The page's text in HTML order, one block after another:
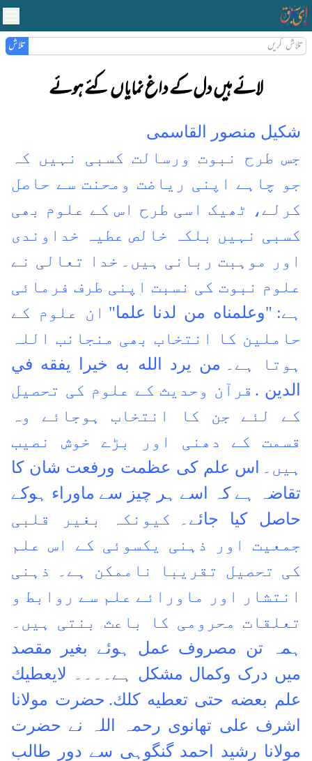
تلاش
لائے ہیں دل کے داغ نمایاں کئے ہوئے
شکیل منصور القاسمی
جس طرح نبوت ورسالت کسبی نہیں کہ
جو چاہے اپنی ریاضت ومحنت سے حاصل
کرلے، ٹھیک اسی طرح اس کے علوم بھی
کسبی نہیں بلکہ خالص عطیہ خداوندی
اور موہبت ربانی ہیں۔ خدا تعالی نے
علوم نبوت کی نسبت اپنی طرف فرمائی
ہے: "وعلمناه من لدنا علما" ان علوم کے
حاملین کا انتخاب بھی منجانب اللہ
ہوتا ہے۔
من يرد الله به خيرا يفقه في
الدين . قرآن وحدیث کے علوم کی تحصیل
کے لئے جن کا انتخاب ہوجائے وہ
قسمت کے دھنی اور بڑے خوش نصیب
ہیں۔
اس علم کی عظمت ورفعت شان کا
تقاضہ ہے کہ اسے ہر چیز سے ماوراء ہوکے
حاصل کیا جائے۔
کیونکہ بغیر قلبی
جمعیت اور ذہنی یکسوئی کے اس علم
کی تحصیل تقریبا ناممکن ہے۔ ذہنی
انتشار اور ماورائے علم سے روابط و
تعلقات محرومی کا باعث بنتی ہیں۔
ہمہ تن مصروف عمل ہوئے بغیر مقصد
میں درک وکمال مشکل ہے۔۔۔۔ لايعطيك
علم بعضه حتى تعطيه كلك. حضرت مولانا
اشرف علی تھانوی رحمہ اللہ نے حضرت
مولانا رشید احمد گنگوہی سے دور طالب